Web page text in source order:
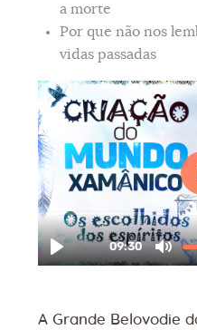
a morte
Por que não nos
vidas passadas
A Grande Belovodie